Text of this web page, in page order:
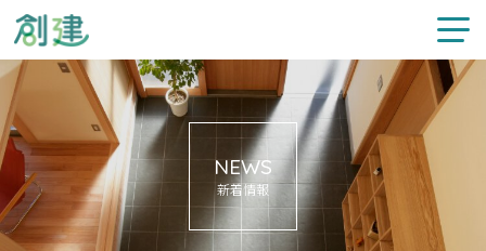
新着情報
施工事例
注文住宅
NEWS
新着情報